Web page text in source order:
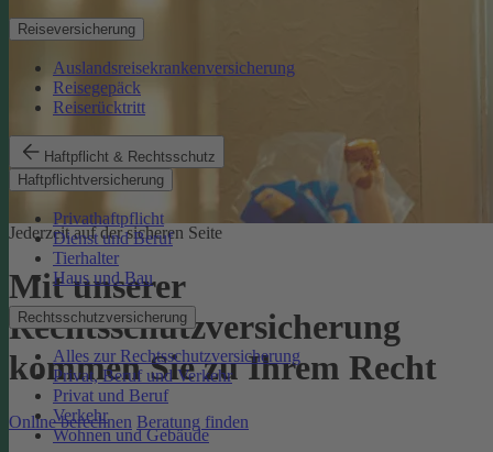
Reiseversicherung
Auslandsreisekrankenversicherung
Reisegepäck
Reiserücktritt
Haftpflicht & Rechtsschutz
Haftpflichtversicherung
Privathaftpflicht
Dienst und Beruf
Tierhalter
Haus und Bau
Rechtsschutzversicherung
Alles zur Rechtsschutzversicherung
Privat, Beruf und Verkehr
Privat und Beruf
Verkehr
Wohnen und Gebäude
Jederzeit auf der sicheren Seite
Mit unserer
Rechtsschutzversicherung
kommen Sie zu Ihrem Recht
Online berechnen Beratung finden